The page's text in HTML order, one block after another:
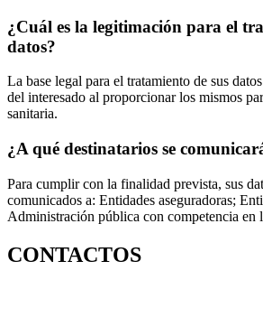
¿Cuál es la legitimación para el
datos?
La base legal para el tratamiento de sus
del interesado al proporcionar los mismos
sanitaria.
¿A qué destinatarios se
Para cumplir con la finalidad prevista, sus
comunicados a: Entidades aseguradoras;
Administración pública con competencia en
CONTACTOS